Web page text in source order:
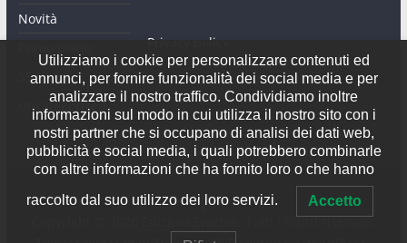
Novità
SS Lazio
Uncategorized
Privacy policy
. Tutti i diritti riservati.
Utilizziamo i cookie per personalizzare contenuti ed
annunci, per fornire funzionalità dei social media e per
analizzare il nostro traffico. Condividiamo inoltre
informazioni sul modo in cui utilizza il nostro sito con i
nostri partner che si occupano di analisi dei dati web,
pubblicità e social media, i quali potrebbero combinarle
con altre informazioni che ha fornito loro o che hanno
raccolto dal suo utilizzo dei loro servizi. Accetto